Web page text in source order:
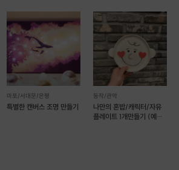
마포/서대문/은평
특별한 캔버스 조명 만들기
동작/관악
나만의 혼밥/캐릭터/자유
플레이트 1개만들기 (예약